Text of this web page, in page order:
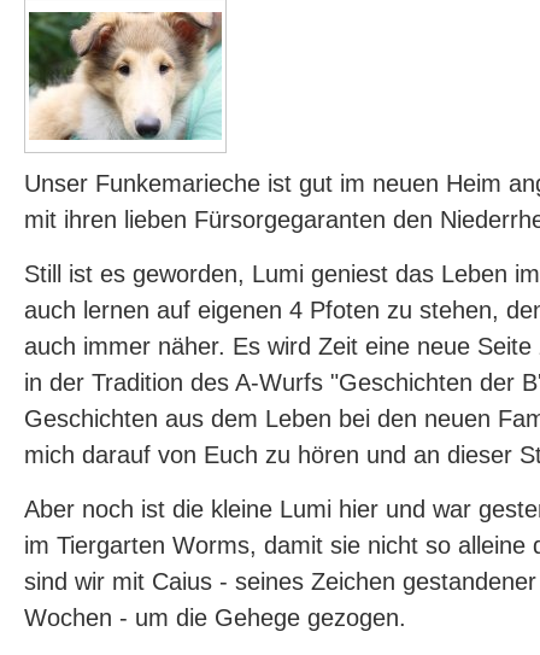
Unser Funkemarieche ist gut im neuen Heim
mit ihren lieben Fürsorgegaranten den
Still ist es geworden, Lumi geniest das Leben
auch lernen auf eigenen 4 Pfoten zu stehen,
auch immer näher. Es wird Zeit eine neue
in der Tradition des A-Wurfs "Geschichten der
Geschichten aus dem Leben bei den neuen
mich darauf von Euch zu hören und an dieser
Aber noch ist die kleine Lumi hier und war
im Tiergarten Worms, damit sie nicht so alleine
sind wir mit Caius - seines Zeichen
Wochen - um die Gehege gezogen.